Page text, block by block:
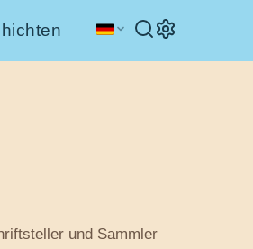
und Sammler